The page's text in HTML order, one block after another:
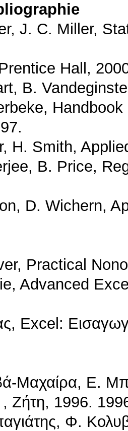
J. C. Miller,
Hall,
B.
H. Smith,
B. Price,
D. Wichern,
Practical
Advanced
Excel:
Μαχαίρα, Ε.
Ζήτη, 1996.
Φ.